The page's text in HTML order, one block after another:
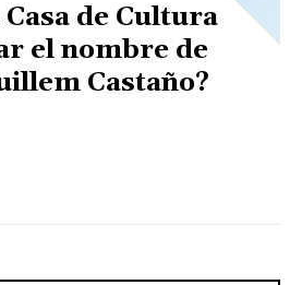
de Cultura
el nombre de
Castaño?